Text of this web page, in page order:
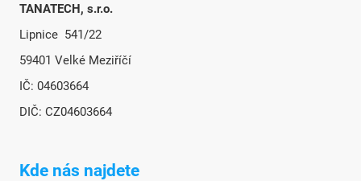
TANATECH, s.r.o.
Lipnice 541/22
59401 Velké Meziříčí
IČ: 04603664
DIČ: CZ04603664
Kde nás najdete